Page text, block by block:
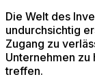
Die Welt des
undurchsichtig
Zugang zu
Unternehmen
treffen.